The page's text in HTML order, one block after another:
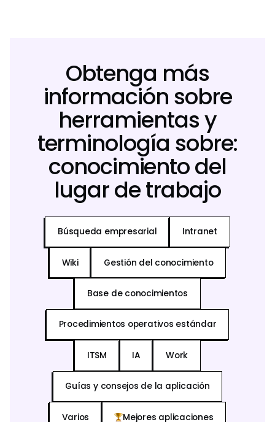
Obtenga más
información sobre
herramientas y
terminología sobre:
conocimiento del
lugar de trabajo
Búsqueda empresarial Intranet
Wiki Gestión del conocimiento
Base de conocimientos
Procedimientos operativos estándar
ITSM IA Work
Guías y consejos de la aplicación
Varios Mejores aplicaciones